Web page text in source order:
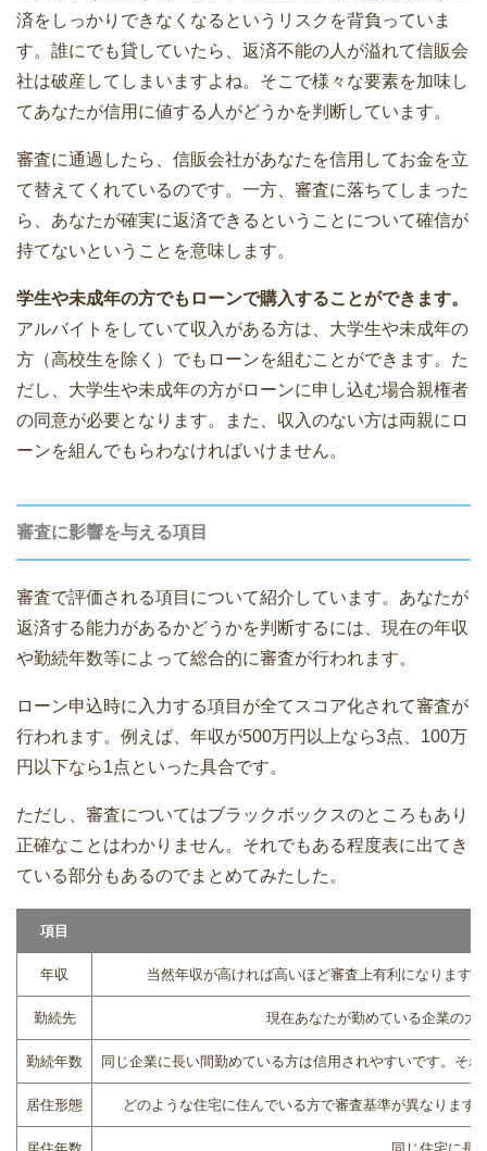
済をしっかりできなくなるというリスクを背負っていま
す。誰にでも貸していたら、返済不能の人が溢れて信販会
社は破産してしまいますよね。そこで様々な要素を加味し
てあなたが信用に値する人がどうかを判断しています。
審査に通過したら、信販会社があなたを信用してお金を立
て替えてくれているのです。一方、審査に落ちてしまった
ら、あなたが確実に返済できるということについて確信が
持てないということを意味します。
学生や未成年の方でもローンで購入することができます。
アルバイトをしていて収入がある方は、大学生や未成年の
方（高校生を除く）でもローンを組むことができます。た
だし、大学生や未成年の方がローンに申し込む場合親権者
の同意が必要となります。また、収入のない方は両親にロ
ーンを組んでもらわなければいけません。
審査に影響を与える項目
審査で評価される項目について紹介しています。あなたが
返済する能力があるかどうかを判断するには、現在の年収
や勤続年数等によって総合的に審査が行われます。
ローン申込時に入力する項目が全てスコア化されて審査が
行われます。例えば、年収が500万円以上なら3点、100万
円以下なら1点といった具合です。
ただし、審査についてはブラックボックスのところもあり
正確なことはわかりません。それでもある程度表に出てき
ている部分もあるのでまとめてみたした。
項目
年収 当然年収が高ければ高いほど審査上有利になります
勤続先 現在あなたが勤めている企業の大
勤続年数 同じ企業に長い間勤めている方は信用されやすいです。そ
居住形態 どのような住宅に住んでいる方で審査基準が異なりま